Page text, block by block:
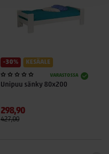
-30% KESÄALE
VARASTOSSA
Unipuu sänky 80x200
298,90
427,00